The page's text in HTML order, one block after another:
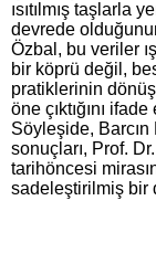
ısıtılmış taşlarla
devrede
Özbal, bu veriler
bir köprü değil,
pratiklerinin
öne çıktığını ifade
Söyleşide, Barcın
sonuçları, Prof.
tarihöncesi
sadeleştirilmiş bir